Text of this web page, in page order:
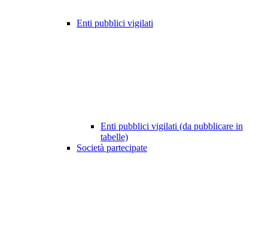
Enti pubblici vigilati
Enti pubblici vigilati (da pubblicare in
tabelle)
Società partecipate